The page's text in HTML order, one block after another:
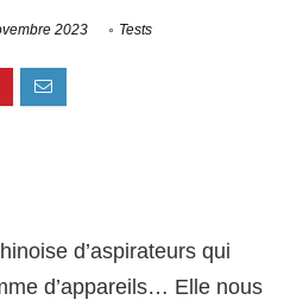
2023 Tests
d’aspirateurs qui
d’appareils… Elle nous